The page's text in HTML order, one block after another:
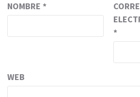
NOMBRE *
*
WEB